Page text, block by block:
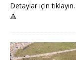
Detaylar için tıklayın.
🔺